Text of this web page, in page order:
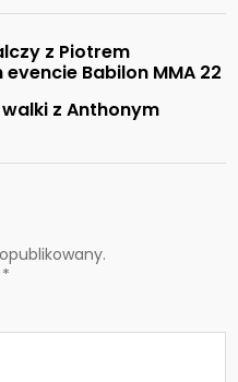
z Piotrem
Babilon MMA 22
z Anthonym
*